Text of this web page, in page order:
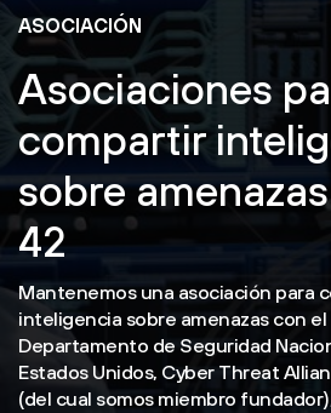
ASOCIACIÓN
Asociaciones
compartir
sobre
42
Mantenemos una asociación para
inteligencia sobre amenazas con el
Departamento de Seguridad
Estados Unidos, Cyber Threat
(del cual somos miembro